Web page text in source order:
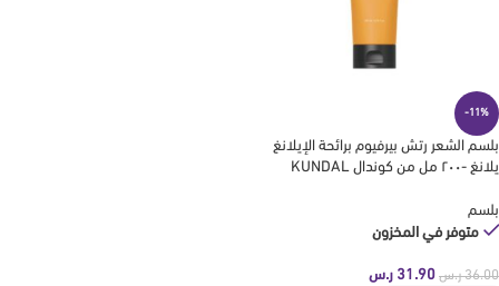
-11%
بلسم الشعر رتش بيرفيوم برائحة الإيلانغ
يلانغ -٢٠٠ مل من كوندال KUNDAL
بلسم
متوفر في المخزون
36.00 ر.س 31.90 ر.س